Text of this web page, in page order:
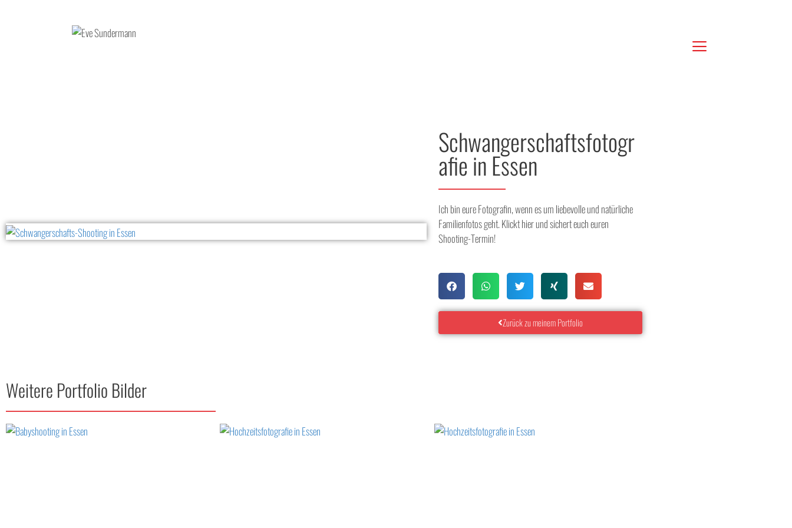
Schwangerschaftsfotogr
afie in Essen
Ich bin eure Fotografin, wenn es um liebevolle und natürliche
Familienfotos geht. Klickt hier und sichert euch euren
Shooting-Termin!
Zurück zu meinem Portfolio
Weitere Portfolio Bilder